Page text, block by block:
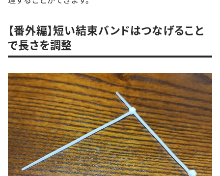
【番外編】短い結束バンドはつなげること
で長さを調整